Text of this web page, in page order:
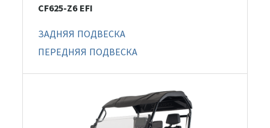
CF625-Z6 EFI
ЗАДНЯЯ ПОДВЕСКА
ПЕРЕДНЯЯ ПОДВЕСКА